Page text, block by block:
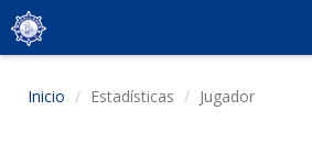
Inicio Estadísticas Jugador